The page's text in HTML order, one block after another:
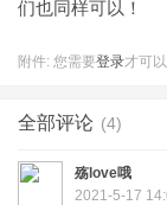
们也同样可以！
附件: 您需要登录才可
全部评论 (4)
殇love哦
2021-5-17